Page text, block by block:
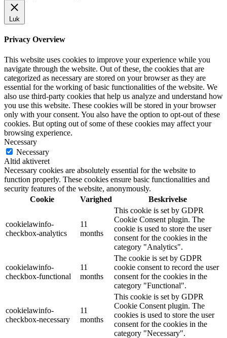
Luk
Privacy Overview
This website uses cookies to improve your experience while you
navigate through the website. Out of these, the cookies that are
categorized as necessary are stored on your browser as they are
essential for the working of basic functionalities of the website. We
also use third-party cookies that help us analyze and understand how
you use this website. These cookies will be stored in your browser
only with your consent. You also have the option to opt-out of these
cookies. But opting out of some of these cookies may affect your
browsing experience.
Necessary
Necessary
Altid aktiveret
Necessary cookies are absolutely essential for the website to
function properly. These cookies ensure basic functionalities and
security features of the website, anonymously.
Cookie
Varighed Beskrivelse
cookielawinfo-
checkbox-analytics
11
months
This cookie is set by GDPR
Cookie Consent plugin. The
cookie is used to store the user
consent for the cookies in the
category "Analytics".
cookielawinfo-
checkbox-functional
11
months
The cookie is set by GDPR
cookie consent to record the user
consent for the cookies in the
category "Functional".
cookielawinfo-
checkbox-necessary
11
months
This cookie is set by GDPR
Cookie Consent plugin. The
cookies is used to store the user
consent for the cookies in the
category "Necessary".